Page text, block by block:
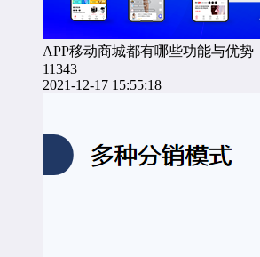
APP移动商城都有哪些功能与优势
11343
2021-12-17 15:55:18